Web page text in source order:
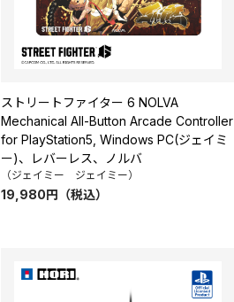
ストリートファイター 6 NOLVA
Mechanical All-Button Arcade Controller
for PlayStation5, Windows PC(ジェイミ
ー)、レバーレス、ノルバ
（ジェイミー ジェイミー）
19,980円 （税込）